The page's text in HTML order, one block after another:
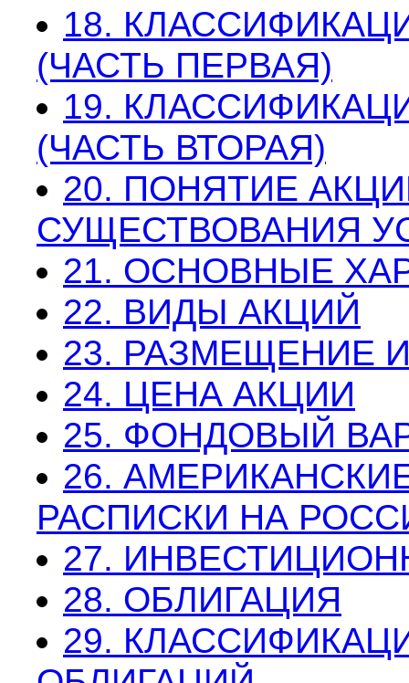
18.
(ЧАСТЬ ПЕРВАЯ)
19.
(ЧАСТЬ ВТОРАЯ)
20. ПОНЯТИЕ
СУЩЕСТВОВАНИЯ
21. ОСНОВНЫЕ
22. ВИДЫ АКЦИЙ
23. РАЗМЕЩЕНИЕ
24. ЦЕНА АКЦИИ
25. ФОНДОВЫЙ
26.
РАСПИСКИ НА
27.
28. ОБЛИГАЦИЯ
29.